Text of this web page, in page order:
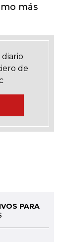
más
de
PARA